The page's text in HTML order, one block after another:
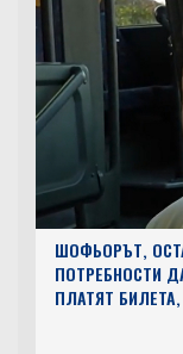
ШОФЬОРЪТ,
ПОТРЕБНОСТИ